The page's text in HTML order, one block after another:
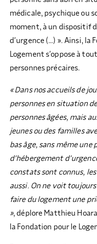
médicale, psychique ou
moment, à un dispositif
d’urgence (…) ». Ainsi, la
Logement s’oppose à
personnes précaires.
« Dans nos accueils de
personnes en situation
personnes âgées, mais
jeunes ou des familles
bas âge, sans même une
d’hébergement
constats sont connus,
aussi. On ne voit
faire du logement une
», déplore Matthieu
la Fondation pour le